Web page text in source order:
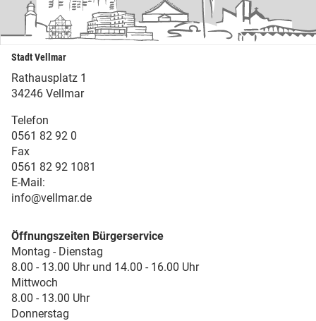
Stadt Vellmar
Rathausplatz 1
34246 Vellmar
Telefon
0561 82 92 0
Fax
0561 82 92 1081
E-Mail:
info@vellmar.de
Öffnungszeiten Bürgerservice
Montag - Dienstag
8.00 - 13.00 Uhr und 14.00 - 16.00 Uhr
Mittwoch
8.00 - 13.00 Uhr
Donnerstag